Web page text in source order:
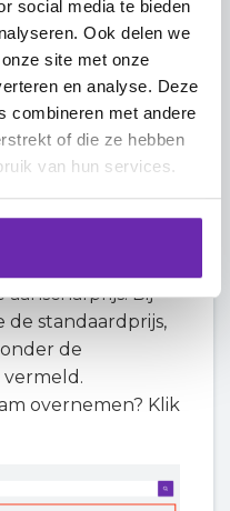
social media te bieden
Ook delen we
site met onze
en analyse. Deze
combineren met andere
of die ze hebben
van hun services.
is op
Bij
standaardprijs,
de
vermeld.
overnemen? Klik